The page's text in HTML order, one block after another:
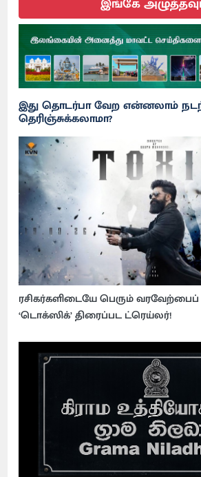
இங்கே
இது தொடர்பா வேற என்னலாம்
தெரிஞ்சுக்கலாமா?
ரசிகர்களிடையே பெரும்
‘டொக்ஸிக்’ திரைப்பட ட்ரெய்லர்!